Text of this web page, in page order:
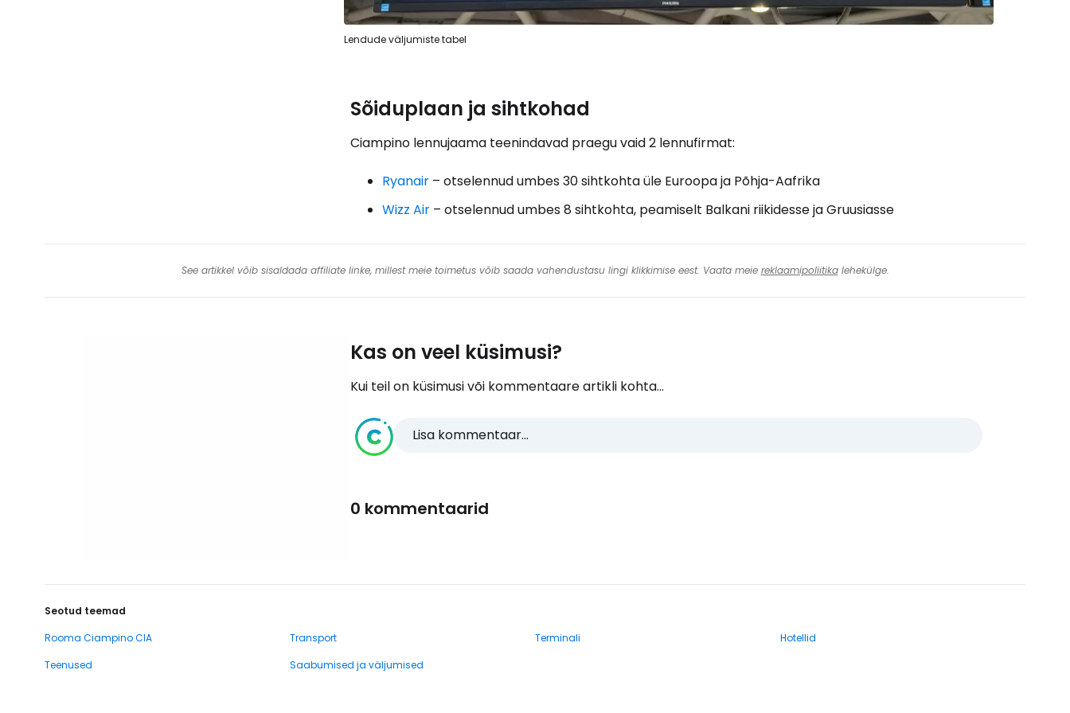
Lendude väljumiste tabel
Sõiduplaan ja sihtkohad
Ciampino lennujaama teenindavad praegu vaid 2 lennufirmat:
Ryanair – otselennud umbes 30 sihtkohta üle Euroopa ja Põhja-Aafrika
Wizz Air – otselennud umbes 8 sihtkohta, peamiselt Balkani riikidesse ja Gruusiasse
See artikkel võib sisaldada affiliate linke, millest meie toimetus võib saada vahendustasu lingi klikkimise eest. Vaata meie reklaamipoliitikalehekülge.
Kas on veel küsimusi?
Kui teil on küsimusi või kommentaare artikli kohta...
Lisa kommentaar...
0 kommentaarid
Seotud teemad
Rooma Ciampino CIA
Transport Terminali
Hotellid
Teenused
Saabumised ja väljumised